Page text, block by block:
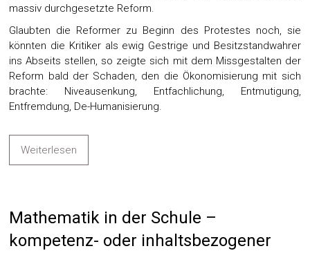
massiv durchgesetzte Reform.
Glaubten die Reformer zu Beginn des Protestes noch, sie
könnten die Kritiker als ewig Gestrige und Besitzstandwahrer
ins Abseits stellen, so zeigte sich mit dem Missgestalten der
Reform bald der Schaden, den die Ökonomisierung mit sich
brachte: Niveausenkung, Entfachlichung, Entmutigung,
Entfremdung, De-Humanisierung.
Weiterlesen
Mathematik in der Schule –
kompetenz- oder inhaltsbezogener